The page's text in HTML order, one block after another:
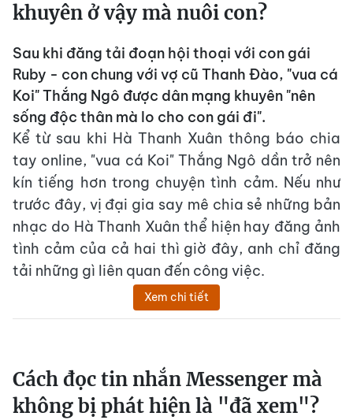
khuyên ở vậy mà nuôi con?
Sau khi đăng tải đoạn hội thoại với con gái
Ruby - con chung với vợ cũ Thanh Đào, "vua cá
Koi" Thắng Ngô được dân mạng khuyên "nên
sống độc thân mà lo cho con gái đi".
Kể từ sau khi Hà Thanh Xuân thông báo chia
tay online, "vua cá Koi" Thắng Ngô dần trở nên
kín tiếng hơn trong chuyện tình cảm. Nếu như
trước đây, vị đại gia say mê chia sẻ những bản
nhạc do Hà Thanh Xuân thể hiện hay đăng ảnh
tình cảm của cả hai thì giờ đây, anh chỉ đăng
tải những gì liên quan đến công việc.
Xem chi tiết
Cách đọc tin nhắn Messenger mà
không bị phát hiện là "đã xem"?